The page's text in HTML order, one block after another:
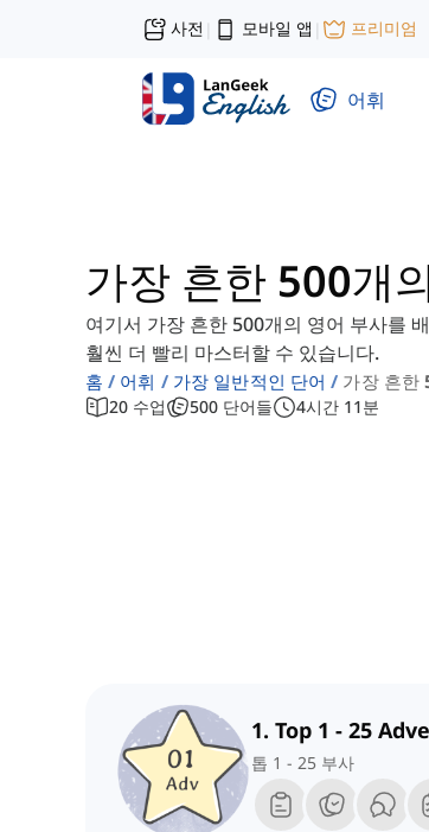
사전 | 모바일 앱 | 프리미엄
어휘
가장 흔한 500개
여기서 가장 흔한 500개의 영어 부사를
훨씬 더 빨리 마스터할 수 있습니다.
홈 어휘 가장 일반적인 단어 가장 흔한
20 수업 500 단어들 4시간 11분
1. Top 1 - 25
톱 1 - 25 부사